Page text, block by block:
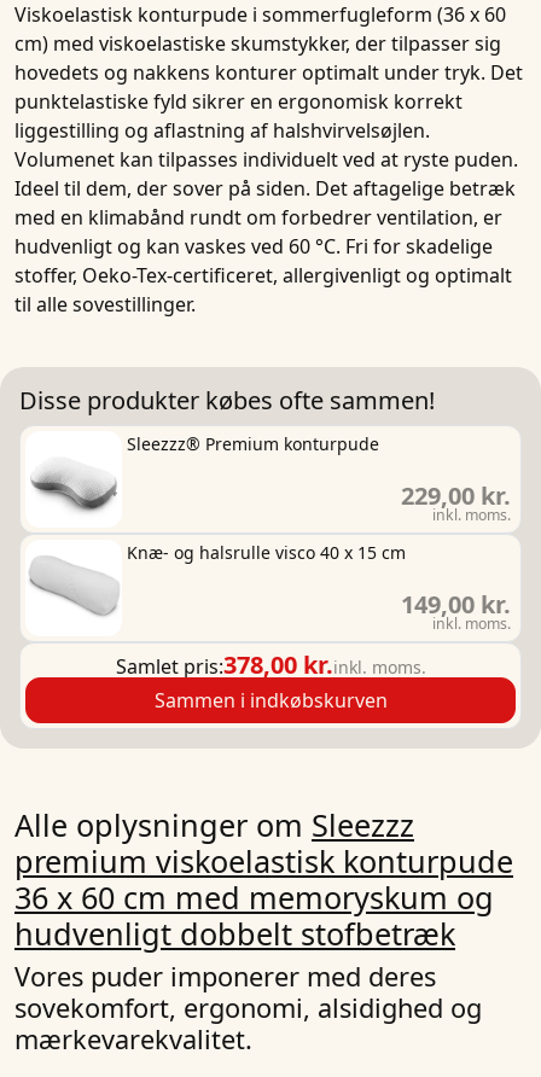
Viskoelastisk konturpude i sommerfugleform (36 x 60
cm) med viskoelastiske skumstykker, der tilpasser sig
hovedets og nakkens konturer optimalt under tryk. Det
punktelastiske fyld sikrer en ergonomisk korrekt
liggestilling og aflastning af halshvirvelsøjlen.
Volumenet kan tilpasses individuelt ved at ryste puden.
Ideel til dem, der sover på siden. Det aftagelige betræk
med en klimabånd rundt om forbedrer ventilation, er
hudvenligt og kan vaskes ved 60 °C. Fri for skadelige
stoffer, Oeko-Tex-certificeret, allergivenligt og optimalt
til alle sovestillinger.
Disse produkter købes ofte sammen!
Sleezzz® Premium konturpude
229,00 kr.
inkl. moms.
Knæ- og halsrulle visco 40 x 15 cm
149,00 kr.
inkl. moms.
Samlet pris:378,00 kr.inkl. moms.
Sammen i indkøbskurven
Alle oplysninger om Sleezzz
premium viskoelastisk konturpude
36 x 60 cm med memoryskum og
hudvenligt dobbelt stofbetræk
Vores puder imponerer med deres
sovekomfort, ergonomi, alsidighed og
mærkevarekvalitet.